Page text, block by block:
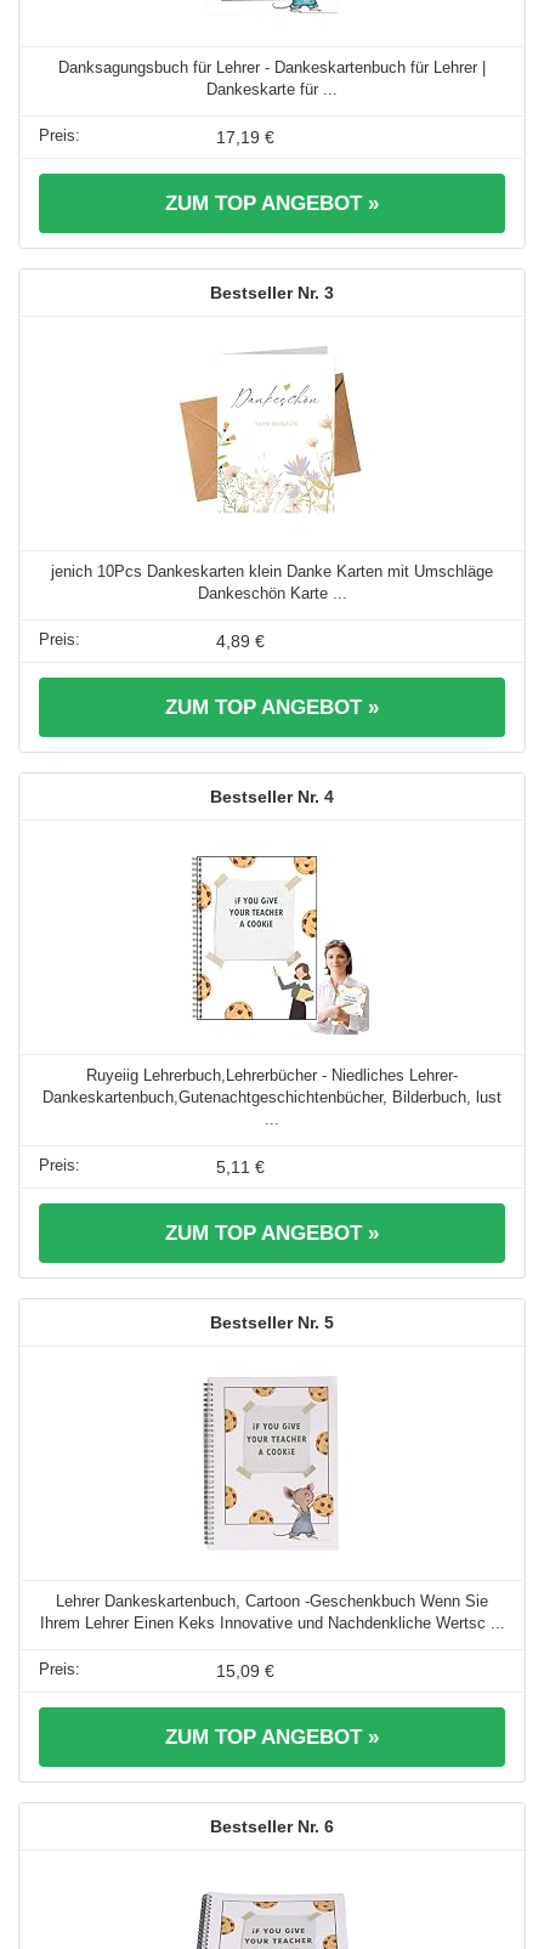
Danksagungsbuch für Lehrer - Dankeskartenbuch für Lehrer |
Dankeskarte für ...
17,19 €
ZUM TOP ANGEBOT »
3
jenich 10Pcs Dankeskarten klein Danke Karten mit Umschläge
Dankeschön Karte ...
4,89 €
ZUM TOP ANGEBOT »
4
Ruyeiig Lehrerbuch,Lehrerbücher - Niedliches Lehrer-
Dankeskartenbuch,Gutenachtgeschichtenbücher, Bilderbuch, lust
...
5,11 €
ZUM TOP ANGEBOT »
5
Lehrer Dankeskartenbuch, Cartoon -Geschenkbuch Wenn Sie
Ihrem Lehrer Einen Keks Innovative und Nachdenkliche Wertsc ...
15,09 €
ZUM TOP ANGEBOT »
6